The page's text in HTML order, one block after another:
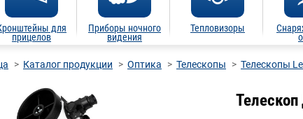
для
прицелов
Приборы ночного
видения
Тепловизоры
Каталог продукции Оптика Телескопы Телескопы